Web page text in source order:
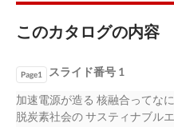
このカタログの内容
Page1 スライド番号 1
加速電源が造る 核融合ってな
脱炭素社会の サスティナブル